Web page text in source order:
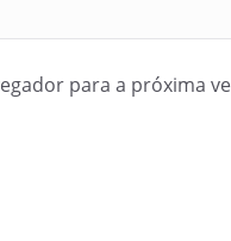
para a próxima